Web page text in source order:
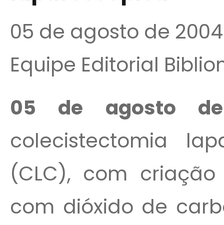
05 de agosto de 2004
Equipe Editorial
05 de agosto
colecistectomia
(CLC), com
com dióxido de